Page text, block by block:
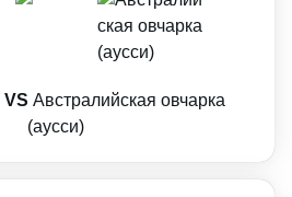
VS Австралийская овчарка
(аусси)